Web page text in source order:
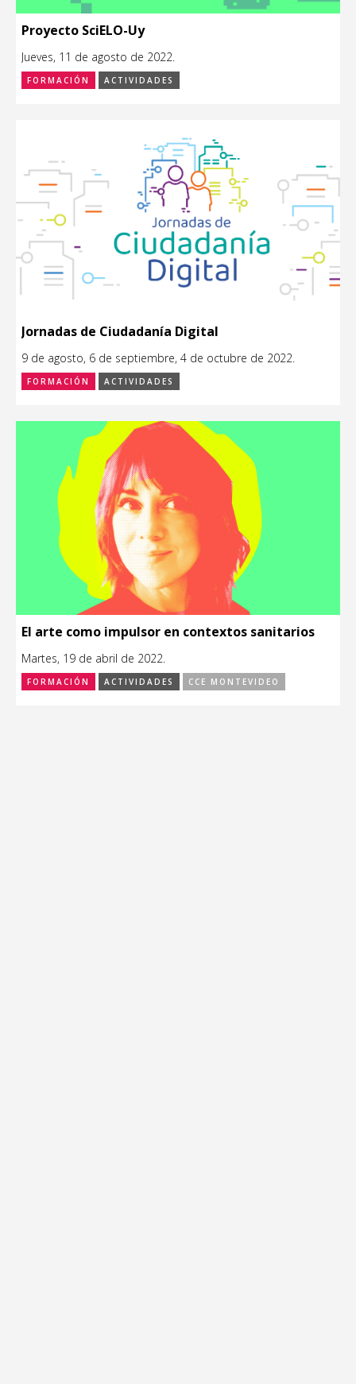
Proyecto SciELO-Uy
Jueves, 11 de agosto de 2022.
FORMACIÓN ACTIVIDADES
Jornadas de Ciudadanía Digital
9 de agosto, 6 de septiembre, 4 de octubre de 2022.
FORMACIÓN ACTIVIDADES
El arte como impulsor en contextos sanitarios
Martes, 19 de abril de 2022.
FORMACIÓN ACTIVIDADES CCE MONTEVIDEO